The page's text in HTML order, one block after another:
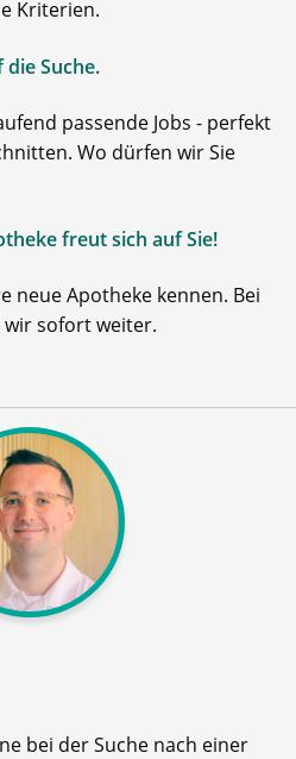
Kriterien.
die Suche.
passende Jobs - perfekt
Wo dürfen wir Sie
freut sich auf Sie!
neue Apotheke kennen. Bei
wir sofort weiter.
bei der Suche nach einer